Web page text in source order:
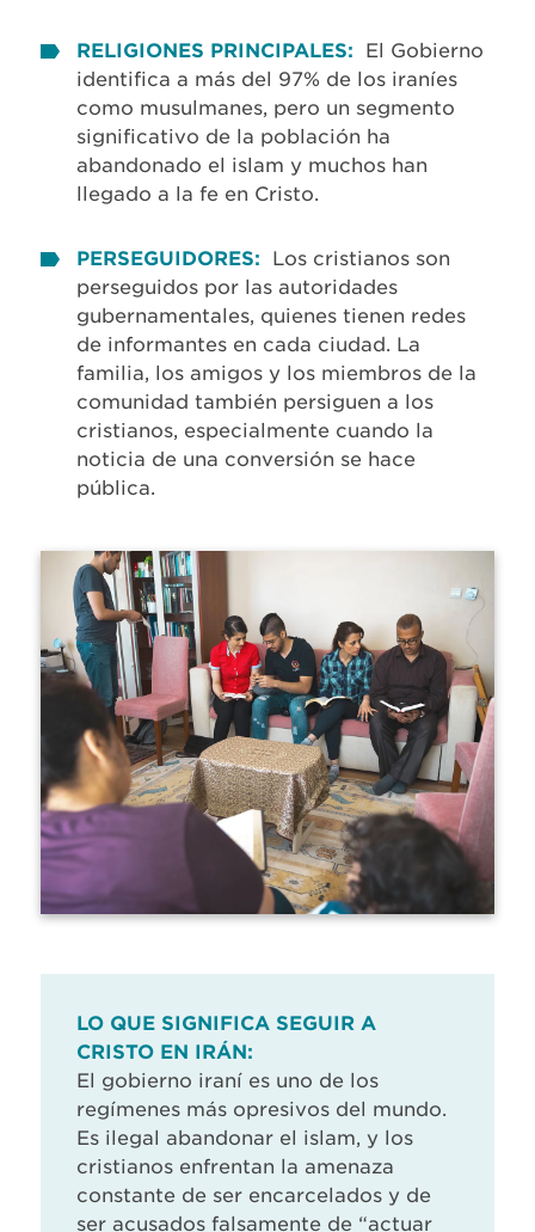
RELIGIONES PRINCIPALES:
El Gobierno
identifica a más del 97% de los iraníes
como musulmanes, pero un segmento
significativo de la población ha
abandonado el islam y muchos han
llegado a la fe en Cristo.
PERSEGUIDORES:
Los cristianos son
perseguidos por las autoridades
gubernamentales, quienes tienen redes
de informantes en cada ciudad. La
familia, los amigos y los miembros de la
comunidad también persiguen a los
cristianos, especialmente cuando la
noticia de una conversión se hace
pública.
LO QUE SIGNIFICA SEGUIR A
CRISTO EN IRÁN:
El gobierno iraní es uno de los
regímenes más opresivos del mundo.
Es ilegal abandonar el islam, y los
cristianos enfrentan la amenaza
constante de ser encarcelados y de
ser acusados falsamente de “actuar